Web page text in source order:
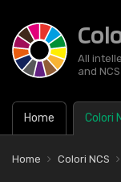
All
and
Home Colori
Home Colori NCS